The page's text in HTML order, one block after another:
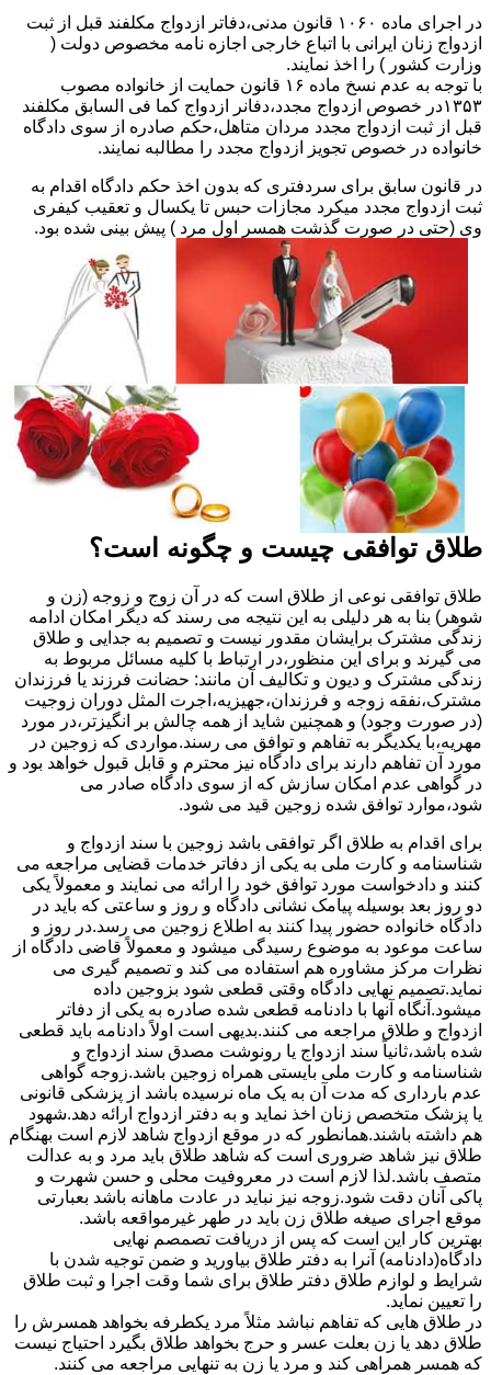
در اجرای ماده ۱۰۶۰ قانون مدنی،دفاتر ازدواج مکلفند قبل از ثبت
ازدواج زنان ایرانی با اتباع خارجی اجازه نامه مخصوص دولت (
وزارت کشور ) را اخذ نمایند.
با توجه به عدم نسخ ماده ۱۶ قانون حمایت از خانواده مصوب
۱۳۵۳در خصوص ازدواج مجدد،دفانر ازدواج کما فی السابق مکلفند
قبل از ثبت ازدواج مجدد مردان متاهل،حکم صادره از سوی دادگاه
خانواده در خصوص تجویز ازدواج مجدد را مطالبه نمایند.
در قانون سابق برای سردفتری که بدون اخذ حکم دادگاه اقدام به
ثبت ازدواج مجدد میکرد مجازات حبس تا یکسال و تعقیب کیفری
وی (حتی در صورت گذشت همسر اول مرد ) پیش بینی شده بود.
طلاق توافقی چیست و چگونه است؟
طلاق توافقی نوعی از طلاق است که در آن زوج و زوجه (زن و
شوهر) بنا به هر دلیلی به این نتیجه می رسند که دیگر امکان ادامه
زندگی مشترک برایشان مقدور نیست و تصمیم به جدایی و طلاق
می گیرند و برای این منظور،در ارتباط با کلیه مسائل مربوط به
زندگی مشترک و دیون و تکالیف آن مانند: حضانت فرزند یا فرزندان
مشترک،نفقه زوجه و فرزندان،جهیزیه،اجرت المثل دوران زوجیت
(در صورت وجود) و همچنین شاید از همه چالش بر انگیزتر،در مورد
مهریه،با یکدیگر به تفاهم و توافق می رسند.مواردی که زوجین در
مورد آن تفاهم دارند برای دادگاه نیز محترم و قابل قبول خواهد بود و
در گواهی عدم امکان سازش که از سوی دادگاه صادر می
شود،موارد توافق شده زوجین قید می شود.
برای اقدام به طلاق اگر توافقی باشد زوجین با سند ازدواج و
شناسنامه و کارت ملی به یکی از دفاتر خدمات قضایی مراجعه می
کنند و دادخواست مورد توافق خود را ارائه می نمایند و معمولاً یکی
دو روز بعد بوسیله پیامک نشانی دادگاه و روز و ساعتی که باید در
دادگاه خانواده حضور پیدا کنند به اطلاع زوجین می رسد.در روز و
ساعت موعود به موضوع رسیدگی میشود و معمولاً قاضی دادگاه از
نظرات مرکز مشاوره هم استفاده می کند و تصمیم گیری می
نماید.تصمیم نهایی دادگاه وقتی قطعی شود بزوجین داده
میشود.آنگاه آنها با دادنامه قطعی شده صادره به یکی از دفاتر
ازدواج و طلاق مراجعه می کنند.بدیهی است اولاً دادنامه باید قطعی
شده باشد،ثانیاً سند ازدواج یا رونوشت مصدق سند ازدواج و
شناسنامه و کارت ملی بایستی همراه زوجین باشد.زوجه گواهی
عدم بارداری که مدت آن به یک ماه نرسیده باشد از پزشکی قانونی
یا پزشک متخصص زنان اخذ نماید و به دفتر ازدواج ارائه دهد.شهود
هم داشته باشند.همانطور که در موقع ازدواج شاهد لازم است بهنگام
طلاق نیز شاهد ضروری است که شاهد طلاق باید مرد و به عدالت
متصف باشد.لذا لازم است در معروفیت محلی و حسن شهرت و
پاکی آنان دقت شود.زوجه نیز نباید در عادت ماهانه باشد بعبارتی
موقع اجرای صیغه طلاق زن باید در طهر غیرمواقعه باشد.
بهترین کار این است که پس از دریافت تصمصم نهایی
دادگاه(دادنامه) آنرا به دفتر طلاق بیاورید و ضمن توجیه شدن با
شرایط و لوازم طلاق دفتر طلاق برای شما وقت اجرا و ثبت طلاق
را تعیین نماید.
در طلاق هایی که تفاهم نباشد مثلاً مرد یکطرفه بخواهد همسرش را
طلاق دهد یا زن بعلت عسر و حرج بخواهد طلاق بگیرد احتیاج نیست
که همسر همراهی کند و مرد یا زن به تنهایی مراجعه می کنند.